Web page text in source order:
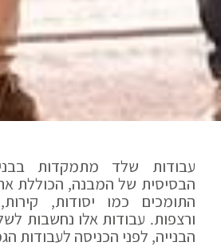
עבודות שלד מתמקדות
הבסיסית של המבנה, הכוללת
התומכים כמו יסודות,
ורצפות. עבודות אלו נחשבות
הבנייה, לפני הכניסה לעבודות